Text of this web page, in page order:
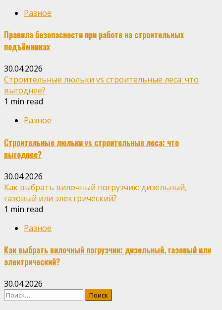
Разное
Правила безопасности при работе на строительных
подъёмниках
30.04.2026
Строительные люльки vs строительные леса: что
выгоднее?
1 min read
Разное
Строительные люльки vs строительные леса: что
выгоднее?
30.04.2026
Как выбрать вилочный погрузчик: дизельный,
газовый или электрический?
1 min read
Разное
Как выбрать вилочный погрузчик: дизельный, газовый или
электрический?
30.04.2026
Найти: